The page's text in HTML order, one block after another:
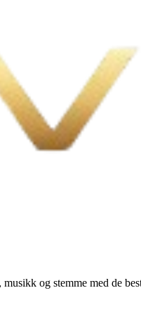
og stemme med de